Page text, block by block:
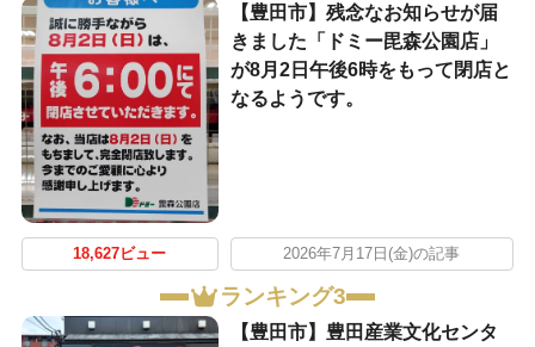
【豊田市】残念なお知らせが届
きました「ドミー毘森公園店」
が8月2日午後6時をもって閉店と
なるようです。
18,627ビュー 2026年7月17日(金)の記事
ランキング3
【豊田市】豊田産業文化センタ